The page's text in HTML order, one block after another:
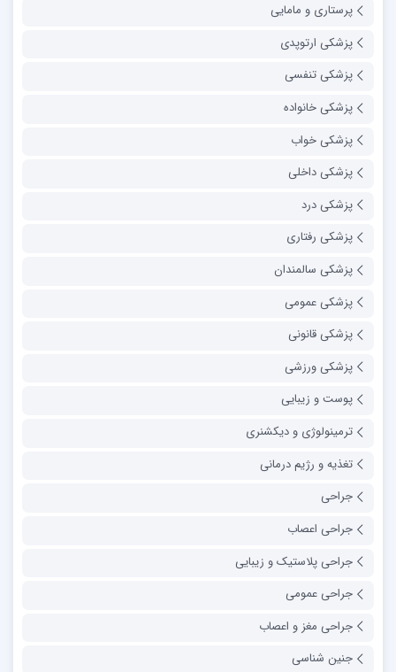
پرستاری و مامایی
پزشکی ارتوپدی
پزشکی تنفسی
پزشکی خانواده
پزشکی خواب
پزشکی داخلی
پزشکی درد
پزشکی رفتاری
پزشکی سالمندان
پزشکی عمومی
پزشکی قانونی
پزشکی ورزشی
پوست و زیبایی
ترمینولوژی و دیکشنری
تغذیه و رژیم درمانی
جراحی
جراحی اعصاب
جراحی پلاستیک و زیبایی
جراحی عمومی
جراحی مغز و اعصاب
جنین شناسی